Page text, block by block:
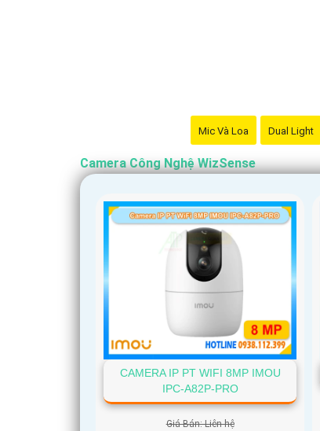
Mic Và Loa Dual Light
Camera Công Nghệ WizSense
CAMERA IP PT WIFI 8MP IMOU
IPC-A82P-PRO
Giá Bán: Liên hệ